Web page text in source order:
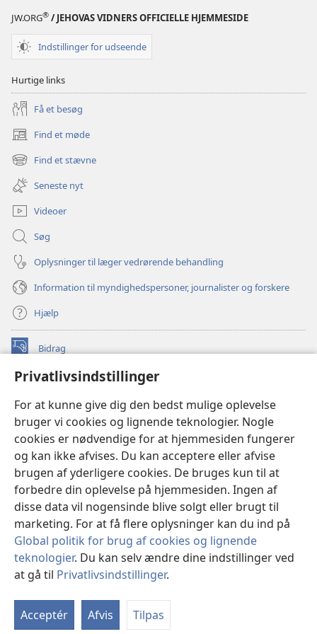
Privatlivsindstillinger
For at kunne give dig den bedst mulige oplevelse
bruger vi cookies og lignende teknologier. Nogle
cookies er nødvendige for at hjemmesiden fungerer
og kan ikke afvises. Du kan acceptere eller afvise
brugen af yderligere cookies. De bruges kun til at
forbedre din oplevelse på hjemmesiden. Ingen af
disse data vil nogensinde blive solgt eller brugt til
marketing. For at få flere oplysninger kan du ind på
Global politik for brug af cookies og lignende
teknologier. Du kan selv ændre dine indstillinger ved
at gå til Privatlivsindstillinger.
Acceptér Afvis Tilpas
JW.ORG® / JEHOVAS VIDNERS OFFICIELLE HJEMMESIDE
Indstillinger for udseende
Hurtige links
Få et besøg
Find et møde
(åbner
nyt
vindue)
Find et stævne
(åbner
nyt
vindue)
Seneste nyt
Videoer
Søg
Oplysninger til læger vedrørende behandling
Information til myndighedspersoner, journalister og forskere
Hjælp
Bidrag
(åbner
vindue)Watchtower ONLINE LIBRARY™
nyt
vindue)JW Hub
(åbner
nyt
vindue)JW Library
Watchtower Library
Copyright© 2026 Watch Tower Bible and Tract Society of Pennsylvania.
ANVENDELSESVILKÅR
PRIVATLIVSINDSTILLINGER